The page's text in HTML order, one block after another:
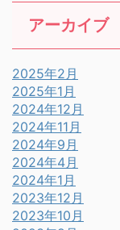
アーカイブ
2025年2月
2025年1月
2024年12月
2024年11月
2024年9月
2024年4月
2024年1月
2023年12月
2023年10月